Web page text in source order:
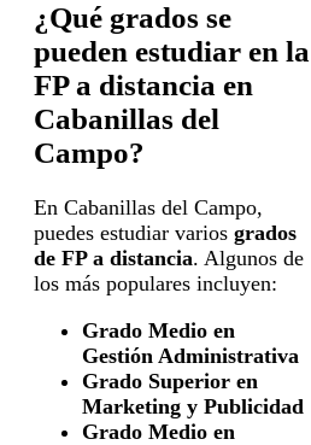
¿Qué grados se
pueden estudiar en la
FP a distancia en
Cabanillas del
Campo?
En Cabanillas del Campo,
puedes estudiar varios grados
de FP a distancia. Algunos de
los más populares incluyen:
Grado Medio en
Gestión Administrativa
Grado Superior en
Marketing y Publicidad
Grado Medio en